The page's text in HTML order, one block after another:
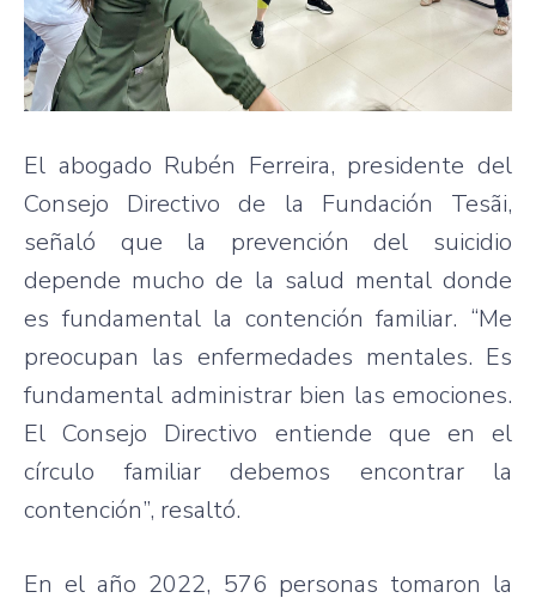
El abogado Rubén Ferreira, presidente del
Consejo Directivo de la Fundación Tesãi,
señaló que la prevención del suicidio
depende mucho de la salud mental donde
es fundamental la contención familiar. “Me
preocupan las enfermedades mentales. Es
fundamental administrar bien las emociones.
El Consejo Directivo entiende que en el
círculo familiar debemos encontrar la
contención”, resaltó.
En el año 2022, 576 personas tomaron la